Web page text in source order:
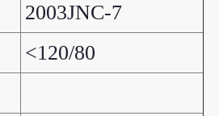
2003JNC-7
<120/80